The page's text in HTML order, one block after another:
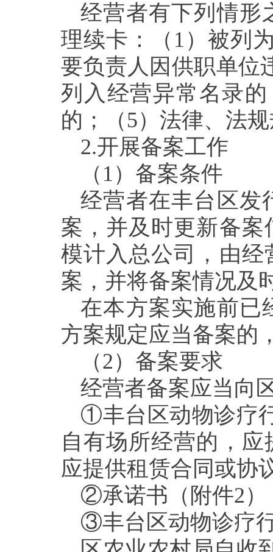
经营者有下列情形
理续卡：（ 1 ）被列
要负责人因供职单位
列入经营异常名录
的；（5）法律、法
2.开展备案工作
（ 1）备案条件
经营者在丰台 区发
案 ，并及时更新备案
模计入总公司，由经
案 ， 并将备案情况及
在本方案实施前已
方案规定应当备案的
（2）备案要求
经营者备案应当向
①丰台 区动物诊疗
自有场所经营的，
应提供租赁合同或协
②承诺书（附件2
③丰台 区动物诊疗